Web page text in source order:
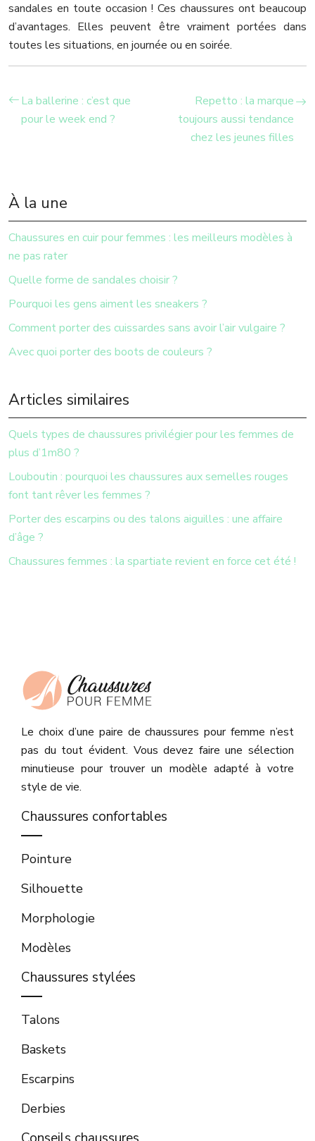
sandales en toute occasion ! Ces chaussures ont beaucoup
d’avantages. Elles peuvent être vraiment portées dans
toutes les situations, en journée ou en soirée.
La ballerine : c’est que
pour le week end ?
Repetto : la marque
toujours aussi tendance
chez les jeunes filles
À la une
Chaussures en cuir pour femmes : les meilleurs modèles à
ne pas rater
Quelle forme de sandales choisir ?
Pourquoi les gens aiment les sneakers ?
Comment porter des cuissardes sans avoir l’air vulgaire ?
Avec quoi porter des boots de couleurs ?
Articles similaires
Quels types de chaussures privilégier pour les femmes de
plus d’1m80 ?
Louboutin : pourquoi les chaussures aux semelles rouges
font tant rêver les femmes ?
Porter des escarpins ou des talons aiguilles : une affaire
d’âge ?
Chaussures femmes : la spartiate revient en force cet été !
Le choix d’une paire de chaussures pour femme n’est
pas du tout évident. Vous devez faire une sélection
minutieuse pour trouver un modèle adapté à votre
style de vie.
Chaussures confortables
Pointure
Silhouette
Morphologie
Modèles
Chaussures stylées
Talons
Baskets
Escarpins
Derbies